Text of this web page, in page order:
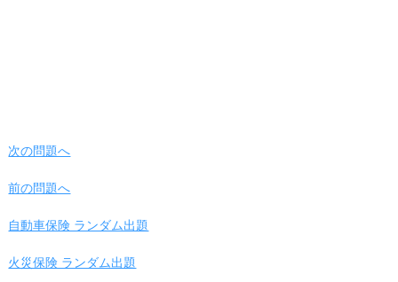
次の問題へ
前の問題へ
自動車保険 ランダム出題
火災保険 ランダム出題